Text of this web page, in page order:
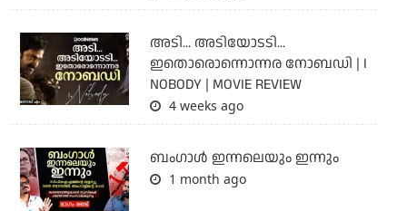
അടി... അടിയോടടി...
ഇതൊരൊന്നൊന്നര നോബഡി | I
NOBODY | MOVIE REVIEW
4 weeks ago
ബംഗാള്‍ ഇന്നലെയും ഇന്നും
1 month ago